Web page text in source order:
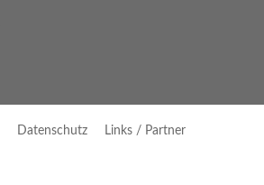
Datenschutz Links / Partner